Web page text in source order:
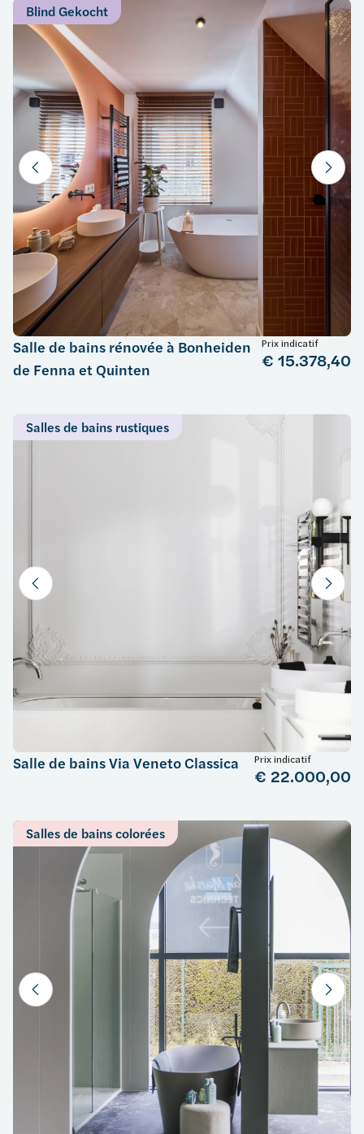
Blind Gekocht
Salle de bains rénovée à Bonheiden
de Fenna et Quinten
Prix indicatif
€ 15.378,40
Salles de bains rustiques
Salle de bains Via Veneto Classica Prix indicatif
€ 22.000,00
Salles de bains colorées